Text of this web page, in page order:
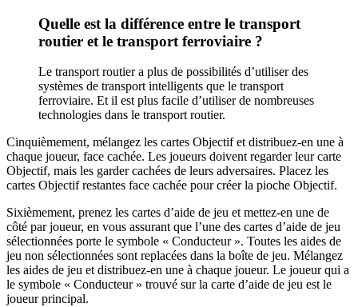
Quelle est la différence entre le transport
routier et le transport ferroviaire ?
Le transport routier a plus de possibilités d’utiliser des
systèmes de transport intelligents que le transport
ferroviaire. Et il est plus facile d’utiliser de nombreuses
technologies dans le transport routier.
Cinquièmement, mélangez les cartes Objectif et distribuez-en une à
chaque joueur, face cachée. Les joueurs doivent regarder leur carte
Objectif, mais les garder cachées de leurs adversaires. Placez les
cartes Objectif restantes face cachée pour créer la pioche Objectif.
Sixièmement, prenez les cartes d’aide de jeu et mettez-en une de
côté par joueur, en vous assurant que l’une des cartes d’aide de jeu
sélectionnées porte le symbole « Conducteur ». Toutes les aides de
jeu non sélectionnées sont replacées dans la boîte de jeu. Mélangez
les aides de jeu et distribuez-en une à chaque joueur. Le joueur qui a
le symbole « Conducteur » trouvé sur la carte d’aide de jeu est le
joueur principal.